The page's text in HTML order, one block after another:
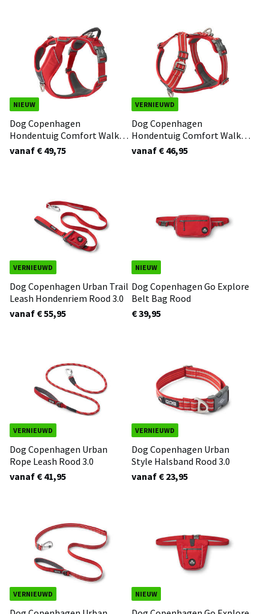
NIEUW
Dog Copenhagen
Hondentuig Comfort Walk
Pro Rood 3.0
vanaf € 49,75
VERNIEUWD
Dog Copenhagen
Hondentuig Comfort Walk
Air Rood 3.0
vanaf € 46,95
VERNIEUWD
Dog Copenhagen Urban Trail
Leash Hondenriem Rood 3.0
vanaf € 55,95
NIEUW
Dog Copenhagen Go Explore
Belt Bag Rood
€ 39,95
VERNIEUWD
Dog Copenhagen Urban
Rope Leash Rood 3.0
vanaf € 41,95
VERNIEUWD
Dog Copenhagen Urban
Style Halsband Rood 3.0
vanaf € 23,95
VERNIEUWD NIEUW